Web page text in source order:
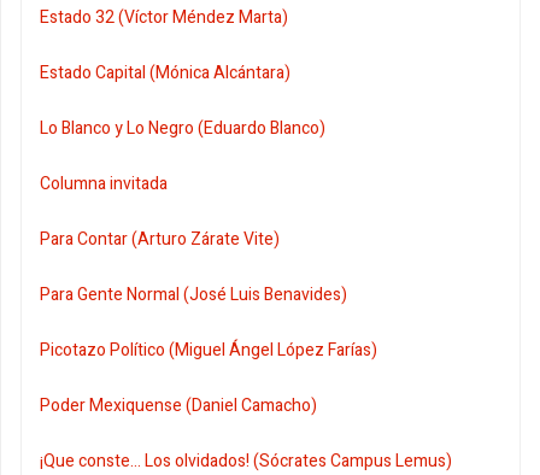
Estado 32 (Víctor Méndez Marta)
Estado Capital (Mónica Alcántara)
Lo Blanco y Lo Negro (Eduardo Blanco)
Columna invitada
Para Contar (Arturo Zárate Vite)
Para Gente Normal (José Luis Benavides)
Picotazo Político (Miguel Ángel López Farías)
Poder Mexiquense (Daniel Camacho)
¡Que conste... Los olvidados! (Sócrates Campus Lemus)